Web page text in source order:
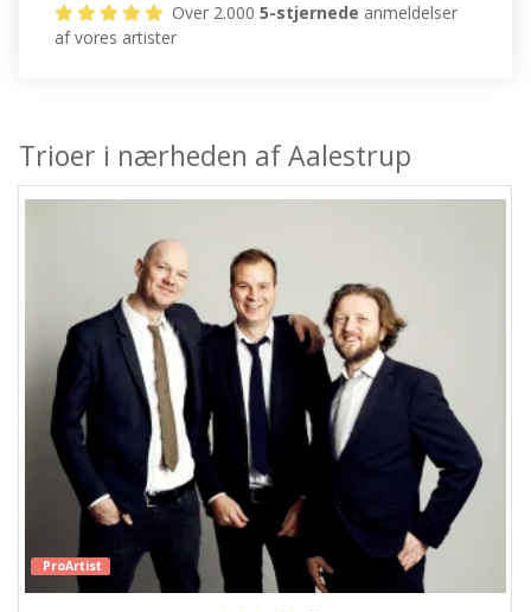
Over 2.0005-stjernede anmeldelser
af vores artister
Trioer i nærheden af Aalestrup
ProArtist